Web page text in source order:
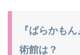
『ばらかも
術館は？